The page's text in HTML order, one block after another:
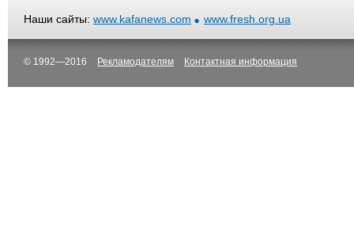
Наши сайты: www.kafanews.com www.fresh.org.ua
© 1992—2016 Рекламодателям Контактная информация